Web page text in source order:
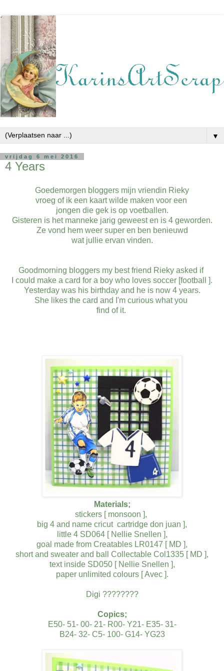
▼
vrijdag 6 mei 2016
4 Years
Goedemorgen bloggers mijn vriendin Rieky
vroeg of ik een kaart wilde maken voor een
jongen die gek is op voetballen.
Gisteren is het manneke jarig geweest en is 4 geworden.
Ze vond hem weer super en ben benieuwd
wat jullie ervan vinden.
Goodmorning bloggers my best friend Rieky asked if
I could make a card for a boy who loves soccer [football ].
Yesterday was his birthday and he is now 4 years.
She likes the card and I'm curious what you
find of it.
Materials;
stickers [ monsoon ],
big 4 and name cricut cartridge don juan ],
little 4 SD064 [ Nellie Snellen ],
goal made from Creatables LR0147 [ MD ],
short and sweater and ball Collectable Col1335 [ MD ],
text inside SD050 [ Nellie Snellen ],
paper unlimited colours [ Avec ].
Digi ????????
Copics;
E50- 51- 00- 21- R00- Y21- E35- 31-
B24- 32- C5- 100- G14- YG23